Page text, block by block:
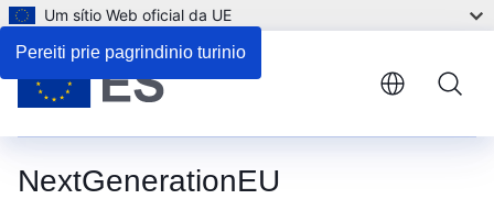
Pereiti prie pagrindinio turinio
Um sítio Web oficial da UE
NextGenerationEU